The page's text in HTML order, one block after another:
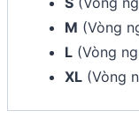
M (Vòng
L (Vòng
XL (Vòng